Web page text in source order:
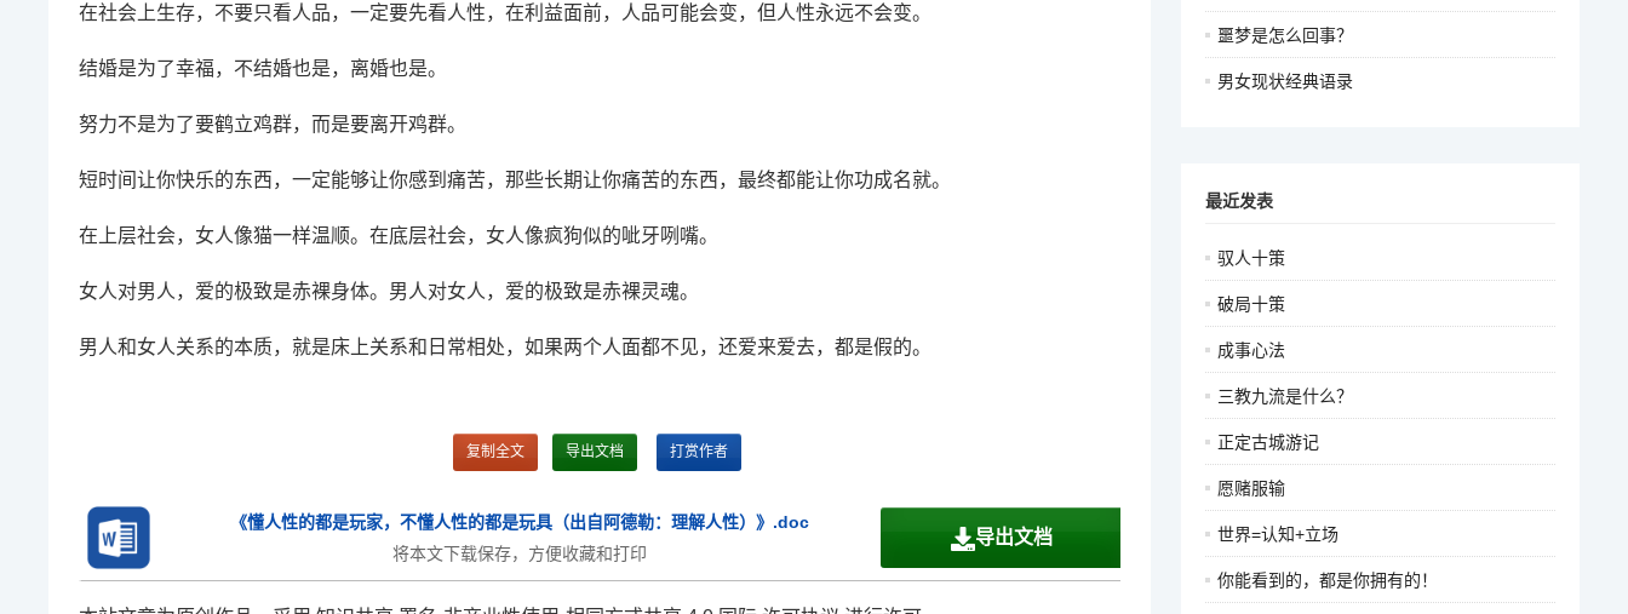
在社会上生存，不要只看人品，一定要先看人性，在利益面前，人品可能会变，但人性永远不会变。
结婚是为了幸福，不结婚也是，离婚也是。
努力不是为了要鹤立鸡群，而是要离开鸡群。
短时间让你快乐的东西，一定能够让你感到痛苦，那些长期让你痛苦的东西，最终都能让你功成名就。
在上层社会，女人像猫一样温顺。在底层社会，女人像疯狗似的呲牙咧嘴。
女人对男人，爱的极致是赤裸身体。男人对女人，爱的极致是赤裸灵魂。
男人和女人关系的本质，就是床上关系和日常相处，如果两个人面都不见，还爱来爱去，都是假的。
复制全文 导出文档 打赏作者
《懂人性的都是玩家，不懂人性的都是玩具（出自阿德勒：理解人性）》.doc
将本文下载保存，方便收藏和打印
导出文档
噩梦是怎么回事？
男女现状经典语录
最近发表
驭人十策
破局十策
成事心法
三教九流是什么？
正定古城游记
愿赌服输
世界=认知+立场
你能看到的，都是你拥有的！